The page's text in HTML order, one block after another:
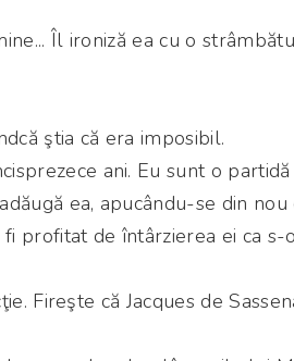
Îl ironiză ea cu o
ştia că era imposibil.
ani. Eu sunt o partidă
ea, apucându-se din nou
profitat de întârzierea ei ca s-
Fireşte că Jacques de